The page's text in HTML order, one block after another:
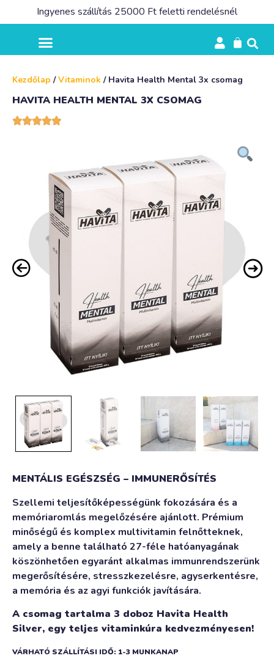
Ingyenes szállítás 25000 Ft feletti rendelésnél
Kezdőlap /Vitaminok / Havita Health Mental 3x csomag
HAVITA HEALTH MENTAL 3X CSOMAG

MENTÁLIS EGÉSZSÉG – IMMUNERŐSÍTÉS
Szellemi teljesítőképességünk fokozására és a
memóriaromlás megelőzésére ajánlott. Prémium
minőségű és komplex multivitamin felnőtteknek,
amely a benne található 27-féle hatóanyagának
köszönhetően egyaránt alkalmas immunrendszerünk
megerősítésére, stresszkezelésre, agyserkentésre,
a memória és az agyi funkciók javítására.
A csomag tartalma 3 doboz Havita Health
Silver, egy teljes vitaminkúra kedvezményesen!
VÁRHATÓ SZÁLLÍTÁSI IDŐ: 1-3 MUNKANAP